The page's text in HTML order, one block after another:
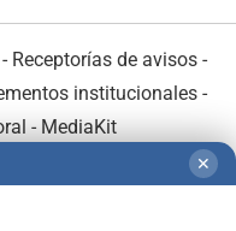
- Receptorías de avisos -
institucionales-
- MediaKit
✕